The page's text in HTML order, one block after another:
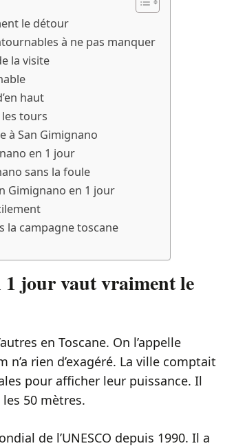
le détour
à ne pas manquer
la visite
haut
tours
à San Gimignano
en 1 jour
sans la foule
Gimignano en 1 jour
la campagne toscane
jour vaut vraiment le
en Toscane. On l’appelle
rien d’exagéré. La ville comptait
pour afficher leur puissance. Il
50 mètres.
de l’UNESCO depuis 1990. Il a